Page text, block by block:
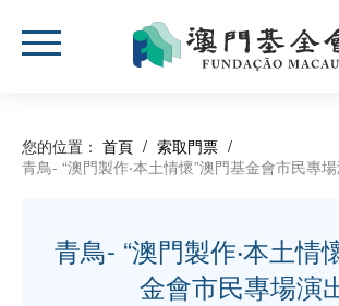
您的位置： 首頁 / 索取門票 /
青鳥- “澳門製作‧本土情懷”澳門基金會市民專
青鳥- “澳門製作‧本土情
金會市民專場演